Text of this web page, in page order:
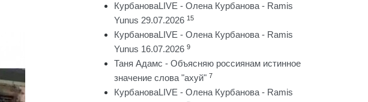
КурбановаLIVE - Олена Курбанова - Ramis
Yunus 29.07.2026 15
КурбановаLIVE - Олена Курбанова - Ramis
Yunus 16.07.2026 9
Таня Адамс - Объясняю россиянам истинное
значение слова "ахуй" 7
КурбановаLIVE - Олена Курбанова - Ramis